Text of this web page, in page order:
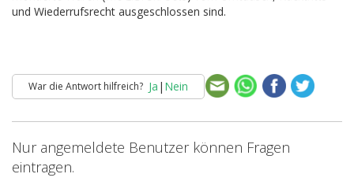
und Wiederrufsrecht ausgeschlossen sind.
War die Antwort hilfreich? Ja | Nein
Nur angemeldete Benutzer können Fragen
eintragen.